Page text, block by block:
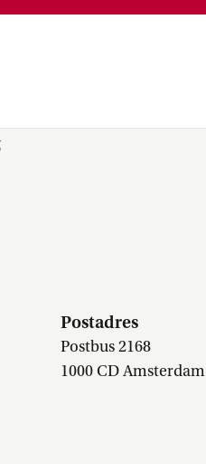
Postadres
Postbus 2168
1000 CD Amsterdam